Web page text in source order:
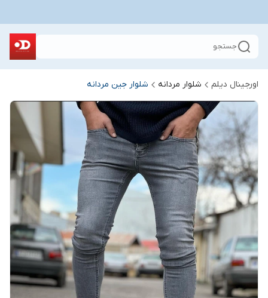
جستجو
اورجینال دیلم شلوار مردانه شلوار جین مردانه